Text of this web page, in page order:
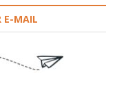
E-MAIL